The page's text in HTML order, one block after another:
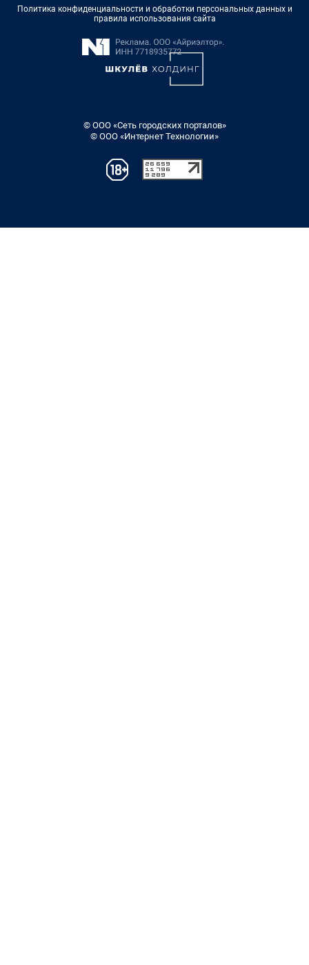
Политика конфиденциальности и обработки персональных данных и
правила использования сайта
© ООО «Сеть городских порталов»
© ООО «Интернет Технологии»